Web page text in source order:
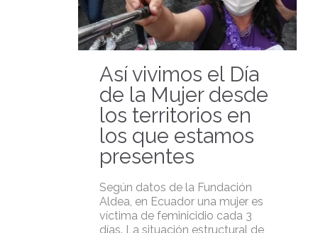
Así vivimos el Día
de la Mujer desde
los territorios en
los que estamos
presentes
Según datos de la Fundación
Aldea, en Ecuador una mujer es
víctima de feminicidio cada 3
días. La situación estructural de